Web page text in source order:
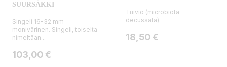
SUURSÄKKI
Singeli 16-32 mm
monivärinen. Singeli, toiselta
nimeltään...
Hinta
103,00 €
Tuivio (microbiota
decussata).
Hinta
18,50 €